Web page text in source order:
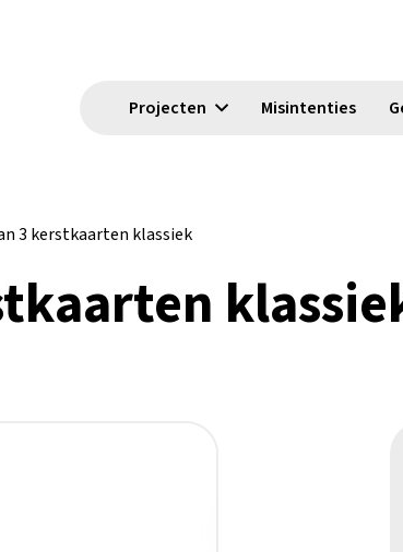
Projecten Misintenties
3 kerstkaarten klassiek